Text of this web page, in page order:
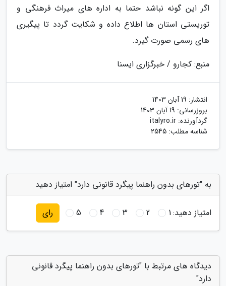
اگر این گونه نباشد حتما به اداره های میراث فرهنگی و
توریستی استان ها اطلاع داده و شکایت گردد تا پیگیری
های رسمی صورت گیرد.
منبع: کجارو / خبرگزاری ایسنا
انتشار: 19 آبان 1403
بروزرسانی: 19 آبان 1403
گردآورنده: italyro.ir
شناسه مطلب: 2545
به "تورهای بدون راهنما پیگرد قانونی دارد" امتیاز دهید
امتیاز دهید:1
2
3
4
5 رای
دیدگاه های مرتبط با "تورهای بدون راهنما پیگرد قانونی
دارد"